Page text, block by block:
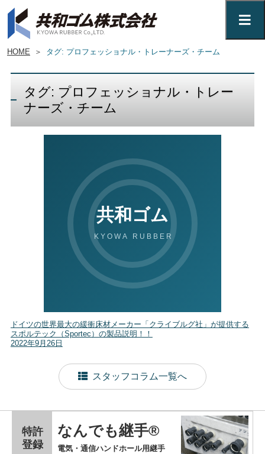
HOME ＞ タグ: プロフェッショナル・トレーナーズ・チーム
タグ: プロフェッショナル・トレー
ナーズ・チーム
ドイツの世界最大の緩衝床材メーカー「クライブルグ社」が提供する
スポルテック（Sportec）の製品説明！！
2022年9月26日
スタッフコラム一覧へ
なんでも継手®
特許
登録
電気・通信ハンドホール用継手